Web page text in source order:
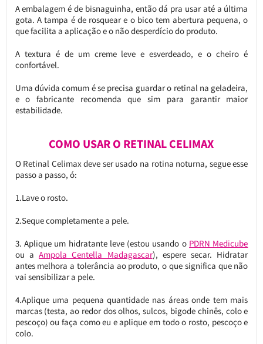
A embalagem é de bisnaguinha, então dá pra usar até a última
gota. A tampa é de rosquear e o bico tem abertura pequena, o
que facilita a aplicação e o não desperdício do produto.
A textura é de um creme leve e esverdeado, e o cheiro é
confortável.
Uma dúvida comum é se precisa guardar o retinal na geladeira,
e o fabricante recomenda que sim para garantir maior
estabilidade.
COMO USAR O RETINAL CELIMAX
O Retinal Celimax deve ser usado na rotina noturna, segue esse
passo a passo, ó:
1.Lave o rosto.
2.Seque completamente a pele.
3. Aplique um hidratante leve (estou usando o PDRN Medicube
ou aAmpola Centella Madagascar), espere secar. Hidratar
antes melhora a tolerância ao produto, o que significa que não
vai sensibilizar a pele.
4.Aplique uma pequena quantidade nas áreas onde tem mais
marcas (testa, ao redor dos olhos, sulcos, bigode chinês, colo e
pescoço) ou faça como eu e aplique em todo o rosto, pescoço e
colo.